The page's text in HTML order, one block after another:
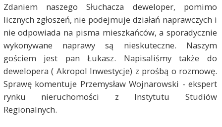
Zdaniem naszego Słuchacza deweloper, pomimo
licznych zgłoszeń, nie podejmuje działań naprawczych i
nie odpowiada na pisma mieszkańców, a sporadycznie
wykonywane naprawy są nieskuteczne. Naszym
gościem jest pan Łukasz. Napisaliśmy także do
dewelopera ( Akropol Inwestycje) z prośbą o rozmowę.
Sprawę komentuje Przemysław Wojnarowski - ekspert
rynku nieruchomości z Instytutu Studiów
Regionalnych.